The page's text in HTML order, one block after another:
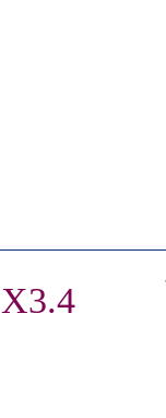
X3.4